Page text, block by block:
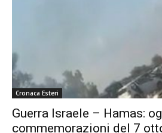
Cronaca Esteri
Guerra Israele – Hamas:
commemorazioni del 7